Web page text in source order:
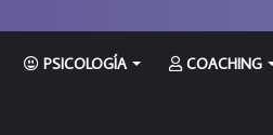
PSICOLOGÍA COACHING